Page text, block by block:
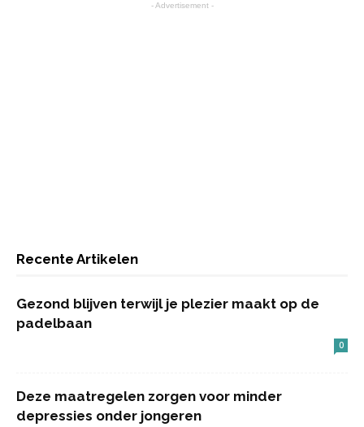
- Advertisement -
Recente Artikelen
Gezond blijven terwijl je plezier maakt op de
padelbaan
0
Deze maatregelen zorgen voor minder
depressies onder jongeren